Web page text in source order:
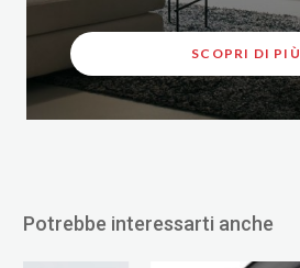
SCOPRI DI PIÙ
Potrebbe interessarti anche